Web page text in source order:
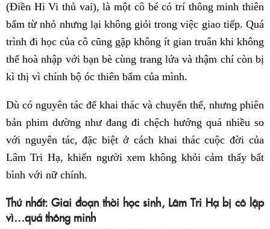
(Điền Hi Vi thủ vai), là một cô bé có trí thông minh thiên
bẩm từ nhỏ nhưng lại không giỏi trong việc giao tiếp. Quá
trình đi học của cô cũng gặp không ít gian truân khi không
thể hoà nhập với bạn bè cùng trang lứa và thậm chí còn bị
kì thị vì chính bộ óc thiên bẩm của mình.
Dù có nguyên tác để khai thác và chuyển thể, nhưng phiên
bản phim dường như đang đi chệch hướng quá nhiều so
với nguyên tác, đặc biệt ở cách khai thác cuộc đời của
Lâm Tri Hạ, khiến người xem không khỏi cảm thấy bất
bình với nữ chính.
Thứ nhất: Giai đoạn thời học sinh, Lâm Tri Hạ bị cô lập
vì…quá thông minh